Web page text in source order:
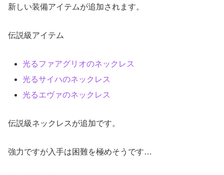
新しい装備アイテムが追加されます。
伝説級アイテム
光るファアグリオのネックレス
光るサイハのネックレス
光るエヴァのネックレス
伝説級ネックレスが追加です。
強力ですが入手は困難を極めそうです…